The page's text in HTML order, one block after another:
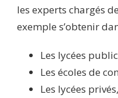
les experts chargés
exemple s’obtenir
Les lycées
Les écoles de
Les lycées privés,